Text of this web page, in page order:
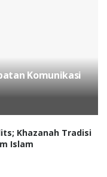
Komunikasi
Khazanah Tradisi
Islam